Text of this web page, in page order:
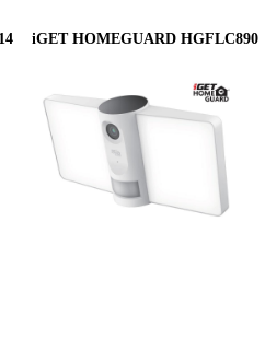
iGET HOMEGUARD HGFLC890